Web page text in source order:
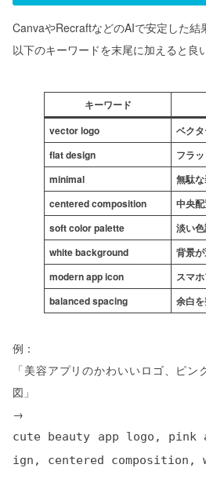
CanvaやRecraftなどのAIで安定した結
以下のキーワードを末尾に加えると良
キーワード
vector logo
ベク
flat design
フラ
minimal
無駄
centered composition
中央
soft color palette
淡い
white background
背景
modern app icon
スマ
balanced spacing
余白
例：
「美容アプリのかわいいロゴ、ピ
図」
→
cute beauty app logo,
ign, centered composition,